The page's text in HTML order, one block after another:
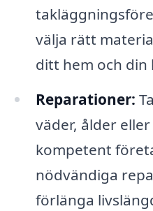
välja rätt
ditt hem och din
Reparationer:
väder, ålder
kompetent
nödvändiga
förlänga